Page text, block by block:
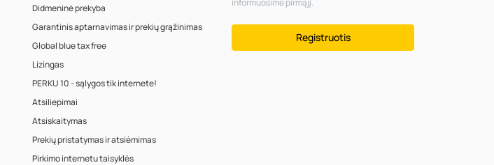
Didmeninė prekyba
Garantinis aptarnavimas ir prekių grąžinimas
Global blue tax free
Lizingas
PERKU 10 - sąlygos tik internete!
Atsiliepimai
Atsiskaitymas
Prekių pristatymas ir atsiėmimas
Pirkimo internetu taisyklės
informuosime pirmąjį.
Registruotis